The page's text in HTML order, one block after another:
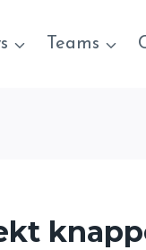
Teams